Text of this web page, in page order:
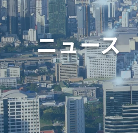
ニュース